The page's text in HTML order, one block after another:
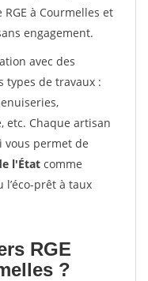
à Courmelles et
engagement.
avec des
types de travaux :
etc. Chaque artisan
vous permet de
l'État comme
l’éco-prêt à taux
RGE
?